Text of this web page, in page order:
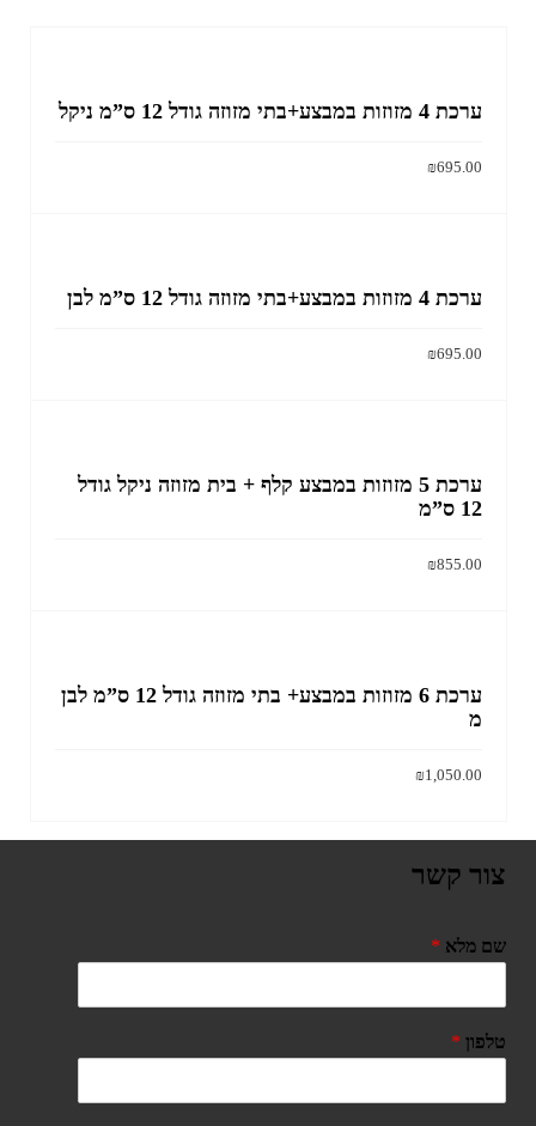
ערכת 4 מזוזות במבצע+בתי מזוזה גודל 12 ס”מ ניקל
₪695.00
ערכת 4 מזוזות במבצע+בתי מזוזה גודל 12 ס”מ לבן
₪695.00
ערכת 5 מזוזות במבצע קלף + בית מזוזה ניקל גודל
12 ס”מ
₪855.00
ערכת 6 מזוזות במבצע+ בתי מזוזה גודל 12 ס”מ לבן
מ
₪1,050.00
צור קשר
שם מלא *
טלפון *